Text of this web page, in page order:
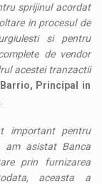
sprijinul acordat
in procesul de
si pentru
de vendor
acestei tranzactii
Principal in
important pentru
am asistat Banca
prin furnizarea
aceasta a